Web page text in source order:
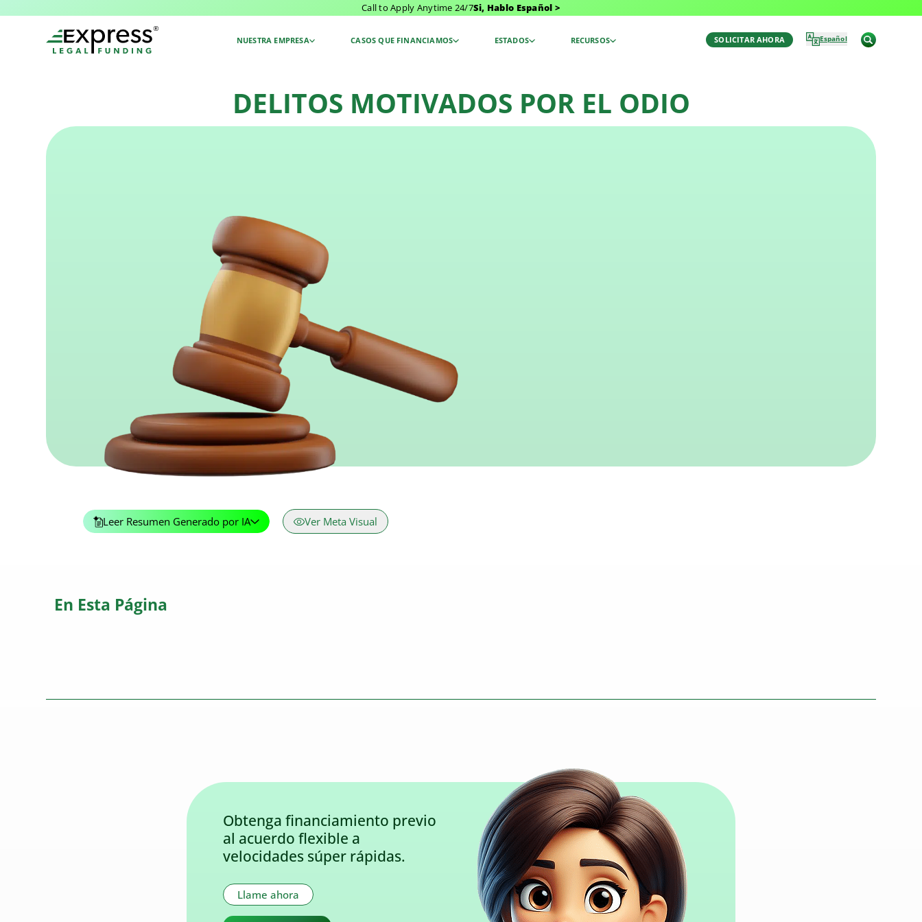
Call to Apply Anytime 24/7Si, Hablo Español >
NUESTRA EMPRESA CASOS QUE FINANCIAMOS ESTADOS RECURSOS SOLICITAR AHORA Español
DELITOS MOTIVADOS POR EL ODIO
Leer Resumen Generado por IA Ver Meta Visual
En Esta Página
Obtenga financiamiento previo
al acuerdo flexible a
velocidades súper rápidas.
Llame ahora